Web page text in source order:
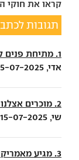
קראו את חוקי
תגובות
1. מתיחת פנים לגירסה האירופאית
אדי, 15-07-2025
2. מוכרים אצלנו את השאריות שאף אחד לא רוצה
שי, 15-07-2025
3. מגיע